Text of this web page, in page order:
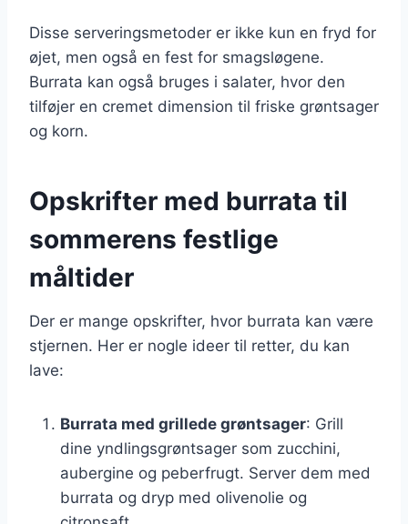
Disse serveringsmetoder er ikke kun en fryd for
øjet, men også en fest for smagsløgene.
Burrata kan også bruges i salater, hvor den
tilføjer en cremet dimension til friske grøntsager
og korn.
Opskrifter med burrata til
sommerens festlige
måltider
Der er mange opskrifter, hvor burrata kan være
stjernen. Her er nogle ideer til retter, du kan
lave:
Burrata med grillede grøntsager: Grill
dine yndlingsgrøntsager som zucchini,
aubergine og peberfrugt. Server dem med
burrata og dryp med olivenolie og